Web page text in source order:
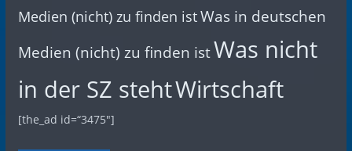
Medien (nicht) zu finden istWas in deutschen
Medien (nicht) zu finden istWas nicht
in der SZ stehtWirtschaft
[the_ad id=“3475″]